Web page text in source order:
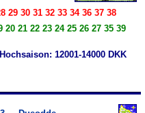
29 30 31 32 33 34 36 37 38
21 22 23 24 25 26 27 35 39
12001-14000 DKK